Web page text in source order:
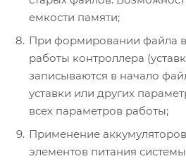
емкости памяти;
При формировании файла
работы контроллера
записываются в начало
уставки или других
всех параметров работы;
Применение аккумуляторов
элементов питания